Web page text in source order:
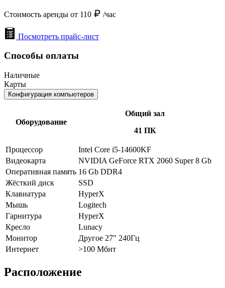
Стоимость аренды от 110 /час
Посмотреть прайс-лист
Способы оплаты
Наличные
Карты
Конфигурация компьютеров
Оборудование
Общий зал
41 ПК
Процессор
Intel Core i5-14600KF
Видеокарта
NVIDIA GeForce RTX 2060 Super 8 Gb
Оперативная память 16 Gb DDR4
Жёсткий диск
SSD
Клавиатура
HyperX
Мышь
Logitech
Гарнитура
HyperX
Кресло
Lunacy
Монитор
Другое 27" 240Гц
Интернет
>100 Мбит
Расположение